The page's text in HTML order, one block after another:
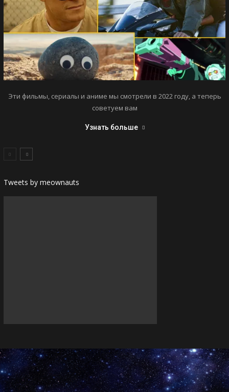
Эти фильмы, сериалы и аниме мы смотрели в 2022 году, а теперь
советуем вам
Узнать больше
Tweets by meownauts